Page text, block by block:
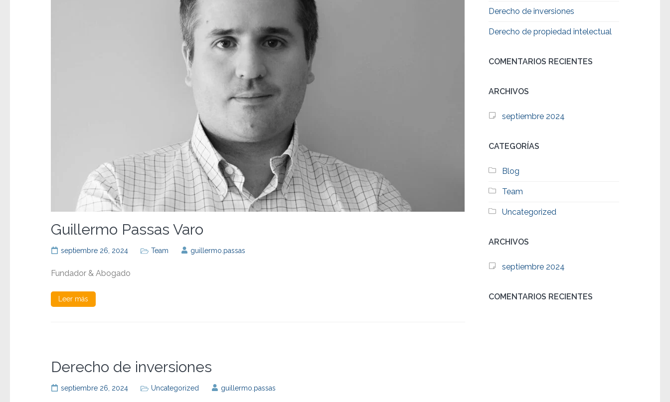
Guillermo Passas Varo
septiembre 26, 2024 Team guillermo.passas
Fundador & Abogado
Leer más
Derecho de inversiones
septiembre 26, 2024 Uncategorized guillermo.passas
Derecho de inversiones
Derecho de propiedad intelectual
COMENTARIOS RECIENTES
ARCHIVOS
septiembre 2024
CATEGORÍAS
Blog
Team
Uncategorized
ARCHIVOS
septiembre 2024
COMENTARIOS RECIENTES